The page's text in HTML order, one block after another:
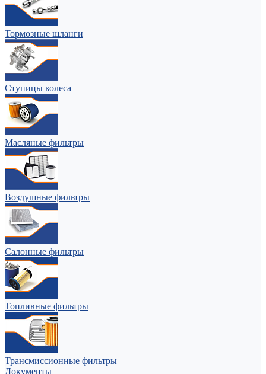
Тормозные шланги
Ступицы колеса
Масляные фильтры
Воздушные фильтры
Салонные фильтры
Топливные фильтры
Трансмиссионные фильтры
Документы